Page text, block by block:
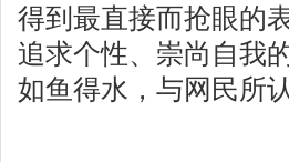
得到最直接而抢眼的
追求个性、崇尚自我
如鱼得水，与网民所